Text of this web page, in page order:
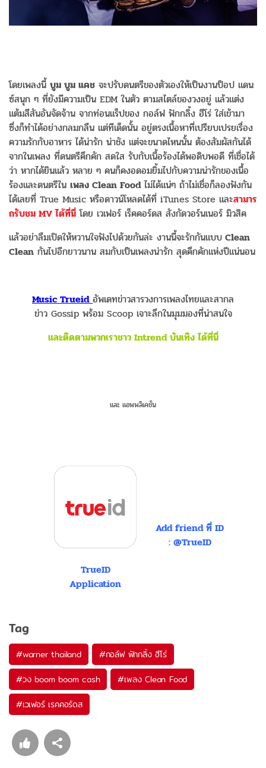
โดยเพลงนี้ บูม บูม แคช จะปรับดนตรีของตัวเองให้เป็นงานป็อป แดน
ซ์สนุก ๆ ที่ยังมีความเป็น EDM ในตัว ตามสไตล์ของวงอยู่ แล้วแต่ง
แต้มสีสันอันจัดจ้าน จากท่อนแร็ปของ กอล์ฟ ฟักกลิ้ง ฮีโร่ ใส่เข้ามา
ซึ่งก็ทำได้อย่างกลมกลืน แต่ทีเด็ดนั้น อยู่ตรงเนื้อหาที่เปรียบเปรยเรื่อง
ความรักกับอาหาร ได้น่ารัก น่าชัง แต่จะขนาดไหนนั้น ต้องสัมผัสกันได้
จากในเพลง ที่ดนตรีคึกคัก สดใส รับกับเนื้อร้องได้พอดิบพอดี ที่เชื่อได้
ว่า หากได้ยินแล้ว หลาย ๆ คนก็คงอดอมยิ้มไปกับความน่ารักของเนื้อ
ร้องและดนตรีใน เพลง Clean Foodไม่ได้แน่ๆ ถ้าไม่เชื่อก็ลองฟังกัน
ได้เลยที่ True Music หรือดาวน์โหลดได้ที่ iTunes Store และสามาร
ถรับชม MV ได้ที่นี่ โดย เวเฟอร์ เร็คคอร์ดส สังกัดวอร์นเนอร์ มิวสิค
แล้วอย่าลืมเปิดให้หวานใจฟังไปด้วยกันล่ะ งานนี้จะรักกันแบบ Clean
Clean กันไปอีกยาวนาน สมกับเป็นเพลงน่ารัก สุดคึกคักแห่งปีแน่นอน
Music Trueid อัพเดทข่าวสารวงการเพลงไทยและสากล
ข่าว Gossip พร้อม Scoop เจาะลึกในมุมมองที่น่าสนใจ
และติดตามพวกเราชาว Intrend บันเทิง ได้ที่นี่
และ แอพพลิเคชั่น
TrueID
Application
Add friend ที่ ID
: @TrueID
Tag
#warner thailand #กอล์ฟ ฟักกลิ้ง ฮีโร่
#วง boom boom cash #เพลง Clean Food
#เวเฟอร์ เรคคอร์ดส